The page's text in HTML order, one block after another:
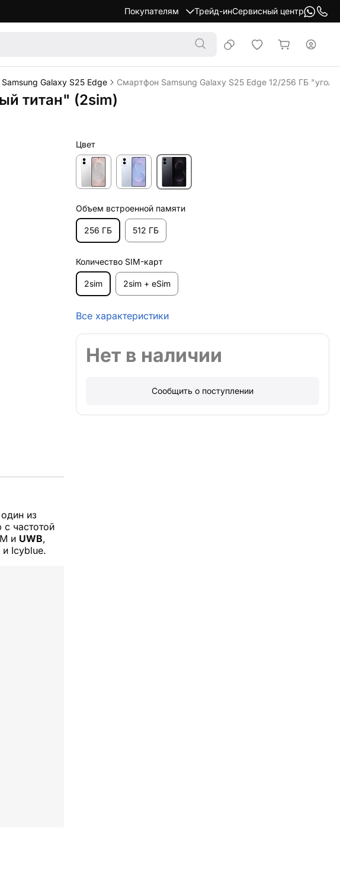
Покупателям Трейд-инСервисный центр
Galaxy S25 Edge Смартфон Samsung Galaxy S25 Edge 12/256 ГБ
титан" (2sim)
из
частотой
и UWB,
и Icyblue.
Цвет
Объем встроенной памяти
256 ГБ 512 ГБ
Количество SIM-карт
2sim 2sim + eSim
Все характеристики
Нет в наличии
Сообщить о поступлении